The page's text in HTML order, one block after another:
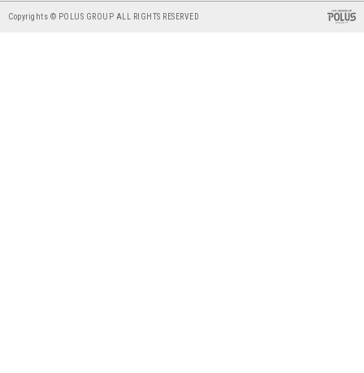
Copyrights © POLUS GROUP ALL RIGHTS RESERVED